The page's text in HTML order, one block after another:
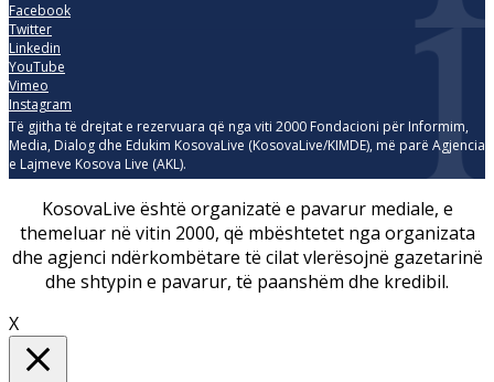
Facebook
Twitter
Linkedin
YouTube
Vimeo
Instagram
Të gjitha të drejtat e rezervuara që nga viti 2000 Fondacioni për Informim,
Media, Dialog dhe Edukim KosovaLive (KosovaLive/KIMDE), më parë Agjencia
e Lajmeve Kosova Live (AKL).
KosovaLive është organizatë e pavarur mediale, e
themeluar në vitin 2000, që mbështetet nga organizata
dhe agjenci ndërkombëtare të cilat vlerësojnë gazetarinë
dhe shtypin e pavarur, të paanshëm dhe kredibil.
X